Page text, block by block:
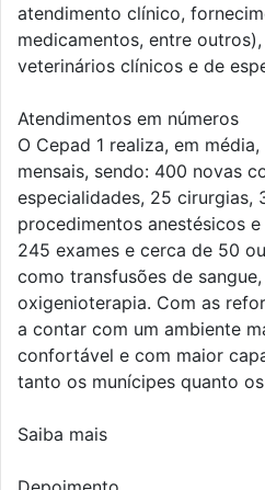
atendimento clínico,
medicamentos, entre
veterinários clínicos e de
Atendimentos em números
O Cepad 1 realiza, em
mensais, sendo: 400 novas
especialidades, 25 cirurgias,
procedimentos anestésicos
245 exames e cerca de 50
como transfusões de
oxigenioterapia. Com as
a contar com um ambiente
confortável e com maior
tanto os munícipes quanto
Saiba mais